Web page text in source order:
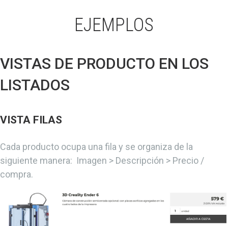
EJEMPLOS
VISTAS DE PRODUCTO EN LOS
LISTADOS
VISTA FILAS
Cada producto ocupa una fila y se organiza de la
siguiente manera: Imagen > Descripción > Precio /
compra.